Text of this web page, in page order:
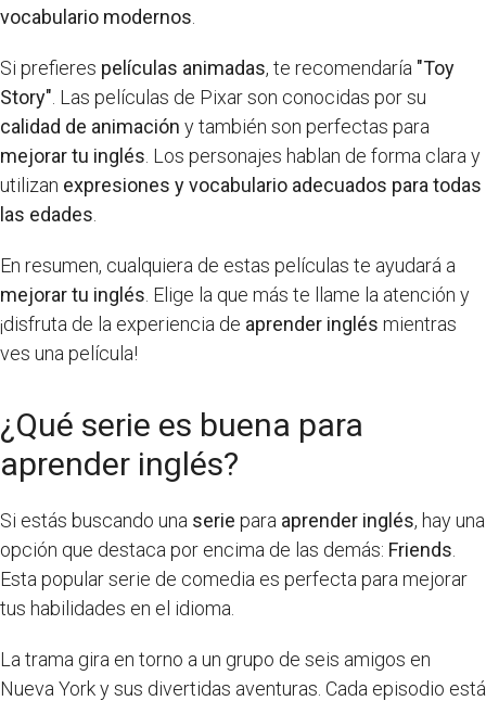
vocabulario modernos
Si prefieres películas animadas, te recomendaría "Toy
Story" . Las películas de Pixar son conocidas por su
calidad de animación y también son perfectas para
mejorar tu inglés . Los personajes hablan de forma clara y
utilizan expresiones y vocabulario adecuados para todas
las edades
En resumen, cualquiera de estas películas te ayudará a
mejorar tu inglés . Elige la que más te llame la atención y
¡disfruta de la experiencia de aprender inglés mientras
ves una película!
¿Qué serie es buena para
aprender inglés?
Si estás buscando una serie para aprender inglés, hay una
opción que destaca por encima de las demás: Friends
Esta popular serie de comedia es perfecta para mejorar
tus habilidades en el idioma.
La trama gira en torno a un grupo de seis amigos en
Nueva York y sus divertidas aventuras. Cada episodio está